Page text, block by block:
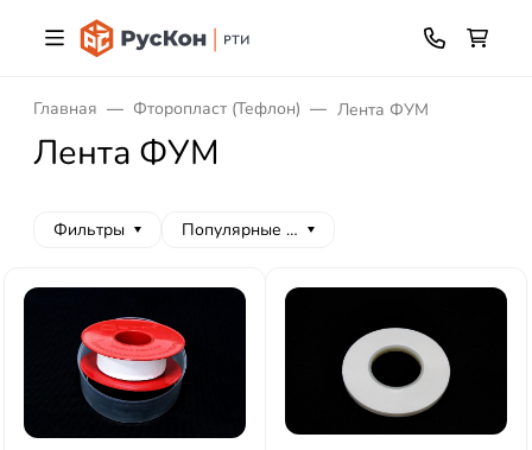
Главная Фторопласт (Тефлон) Лента ФУМ
Лента ФУМ
Фильтры Популярные сначала